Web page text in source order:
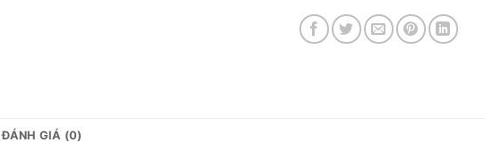
ĐÁNH GIÁ (0)